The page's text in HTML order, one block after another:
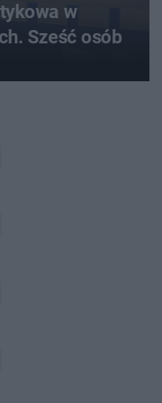
w
Sześć osób